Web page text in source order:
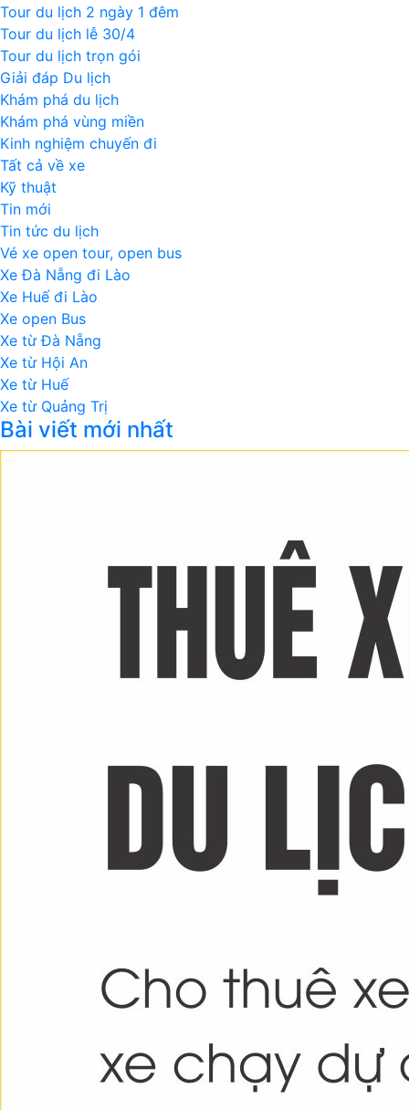
Tour du lịch 2 ngày 1 đêm
Tour du lịch lễ 30/4
Tour du lịch trọn gói
Giải đáp Du lịch
Khám phá du lịch
Khám phá vùng miền
Kinh nghiệm chuyến đi
Tất cả về xe
Kỹ thuật
Tin mới
Tin tức du lịch
Vé xe open tour, open bus
Xe Đà Nẵng đi Lào
Xe Huế đi Lào
Xe open Bus
Xe từ Đà Nẵng
Xe từ Hội An
Xe từ Huế
Xe từ Quảng Trị
Bài viết mới nhất